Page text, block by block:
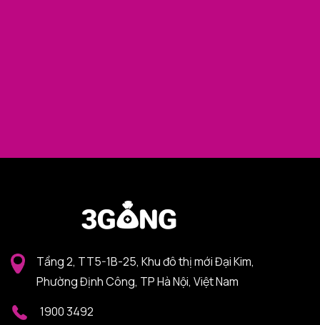
Tầng 2, TT5-1B-25, Khu đô thị mới Đại Kim,
Phường Định Công, TP Hà Nội, Việt Nam
1900 3492